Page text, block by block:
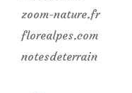
zoom-nature.fr
florealpes.com
notesdeterrain